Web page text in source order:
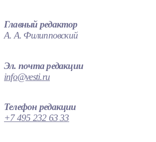
Главный редактор
А. А. Филипповский
Эл. почта редакции
info@vesti.ru
Телефон редакции
+7 495 232 63 33